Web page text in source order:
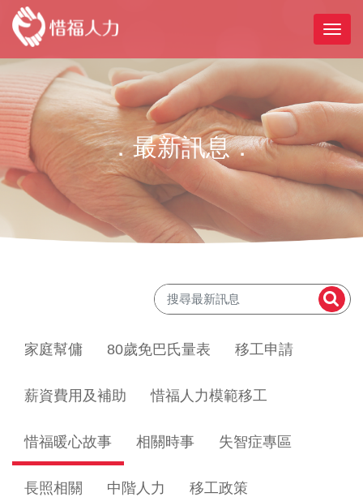
．最新訊息．
家庭幫傭 80歲免巴氏量表 移工申請
薪資費用及補助 惜福人力模範移工
惜福暖心故事 相關時事 失智症專區
長照相關 中階人力 移工政策